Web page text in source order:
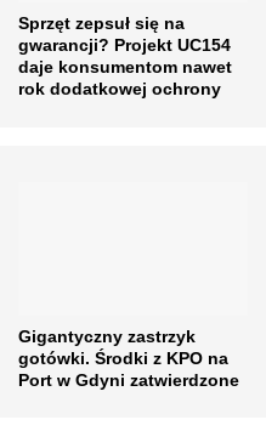
Sprzęt zepsuł się na
gwarancji? Projekt UC154
daje konsumentom nawet
rok dodatkowej ochrony
Gigantyczny zastrzyk
gotówki. Środki z KPO na
Port w Gdyni zatwierdzone